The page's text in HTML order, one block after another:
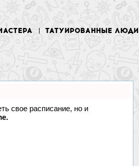
ТАТУИРОВАННЫЕ ЛЮДИ
свое расписание, но и